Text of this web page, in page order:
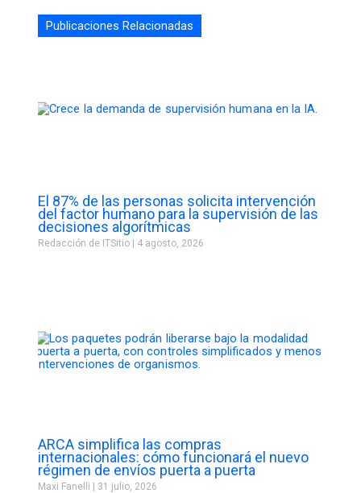
Publicaciones Relacionadas
El 87% de las personas solicita intervención
del factor humano para la supervisión de las
decisiones algorítmicas
Redacción de ITSitio 4 agosto, 2026
ARCA simplifica las compras
internacionales: cómo funcionará el nuevo
régimen de envíos puerta a puerta
Maxi Fanelli 31 julio, 2026